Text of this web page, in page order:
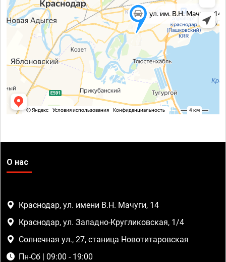
О нас
Краснодар, ул. имени В.Н. Мачуги, 14
Краснодар, ул. Западно-Кругликовская, 1/4
Солнечная ул., 27, станица Новотитаровская
Пн-Сб | 09:00 - 19:00